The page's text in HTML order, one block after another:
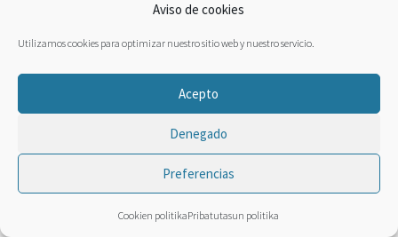
Aviso de cookies
Utilizamos cookies para optimizar nuestro sitio web y nuestro servicio.
Acepto
Denegado
Preferencias
Cookien politikaPribatutasun politika
Garatu du/Desarrollado por:Bravo Manager2026